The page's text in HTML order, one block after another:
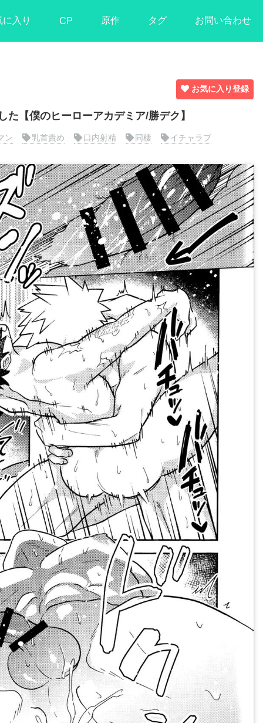
に入り CP 原作 タグ お問い合わせ
お気に入り登録
【僕のヒーローアカデミア/勝デク】
ン 乳首責め 口内射精 同棲 イチャラブ